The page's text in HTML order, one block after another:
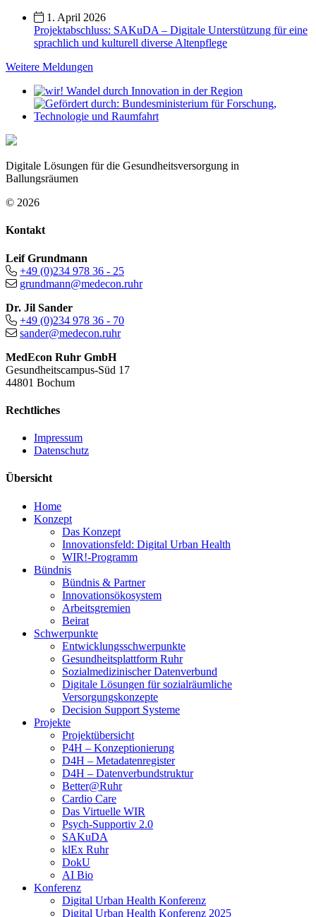
1. April 2026
Projektabschluss: SAKuDA – Digitale Unterstützung für eine
sprachlich und kulturell diverse Altenpflege
Weitere Meldungen
Digitale Lösungen für die Gesundheitsversorgung in
Ballungsräumen
© 2026
Kontakt
Leif Grundmann
+49 (0)234 978 36 - 25
grundmann@medecon.ruhr
Dr. Jil Sander
+49 (0)234 978 36 - 70
sander@medecon.ruhr
MedEcon Ruhr GmbH
Gesundheitscampus-Süd 17
44801 Bochum
Rechtliches
Impressum
Datenschutz
Übersicht
Home
Konzept
Das Konzept
Innovationsfeld: Digital Urban Health
WIR!-Programm
Bündnis
Bündnis & Partner
Innovationsökosystem
Arbeitsgremien
Beirat
Schwerpunkte
Entwicklungsschwerpunkte
Gesundheitsplattform Ruhr
Sozialmedizinischer Datenverbund
Digitale Lösungen für sozialräumliche
Versorgungskonzepte
Decision Support Systeme
Projekte
Projektübersicht
P4H – Konzeptionierung
D4H – Metadatenregister
D4H – Datenverbundstruktur
Better@Ruhr
Cardio Care
Das Virtuelle WIR
Psych-Supportiv 2.0
SAKuDA
klEx Ruhr
DokU
AI Bio
Konferenz
Digital Urban Health Konferenz
Digital Urban Health Konferenz 2025